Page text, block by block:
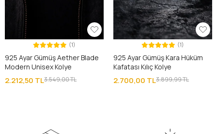
(1)
925 Ayar Gümüş Aether Blade
Modern Unisex Kolye
2.212,50 TL3.549,00 TL
(1)
925 Ayar Gümüş Kara Hüküm
Kafatası Kılıç Kolye
2.700,00 TL3.899,99 TL